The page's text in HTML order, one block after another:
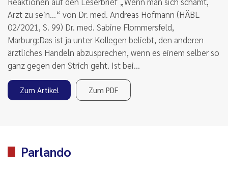
Arzt zu sein...“ von Dr. med. Andreas Hofmann (HÄBL
02/2021, S. 99) Dr. med. Sabine Flommersfeld,
Marburg:Das ist ja unter Kollegen beliebt, den anderen
ärztliches Handeln abzusprechen, wenn es einem selber so
ganz gegen den Strich geht. Ist bei…
Zum Artikel Zum PDF
Parlando